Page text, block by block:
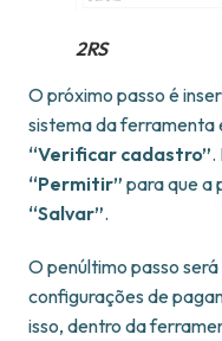
2RS
O próximo passo é
sistema da ferramenta
“Verificar cadastro”.
“Permitir” para que a
“Salvar”.
O penúltimo passo
configurações de
isso, dentro da